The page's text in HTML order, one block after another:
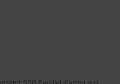
500 Parallel-Karten aus